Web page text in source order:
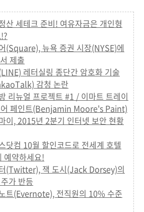
세테크 준비! 여유자금은 개인형
뉴욕 증권 시장(NYSE)에
제출
레터실링 종단간 암호화 기술
감청 논란
리뉴얼 프로젝트 #1 / 이마트 트레이
어 페인트(Benjamin Moore's Paint)
, 2015년 2분기 인터넷 보안 현황
컴 10월 할인코드로 전세계 호텔
예약하세요!
(Twitter), 잭 도시(Jack Dorsey)의
가 반등
트(Evernote), 전직원의 10% 수준